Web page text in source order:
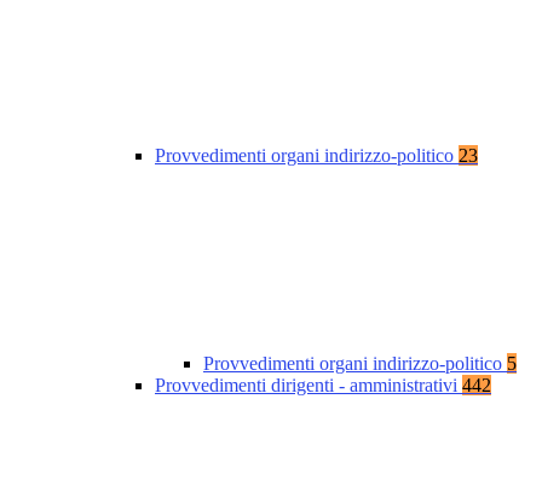
Provvedimenti organi indirizzo-politico 23
Provvedimenti organi indirizzo-politico 5
Provvedimenti dirigenti - amministrativi 442